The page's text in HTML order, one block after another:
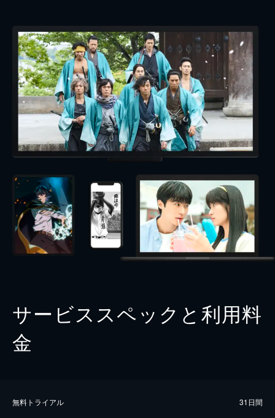
サービススペックと利用料
金
無料トライアル 31日間